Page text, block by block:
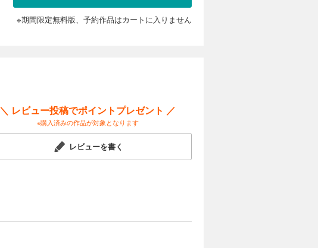
※期間限定無料版、予約作品はカートに入りません
＼ レビュー投稿でポイントプレゼント ／
※購入済みの作品が対象となります
レビューを書く